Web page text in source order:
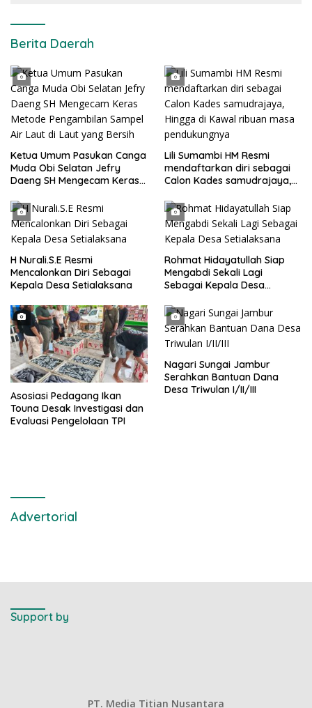
Berita Daerah
Ketua Umum Pasukan Canga
Muda Obi Selatan Jefry
Daeng SH Mengecam Keras
Air Laut di Laut yang Bersih
Lili Sumambi HM Resmi
mendaftarkan diri sebagai
Calon Kades samudrajaya,
pendukungnya
H Nurali.S.E Resmi
Mencalonkan Diri Sebagai
Kepala Desa Setialaksana
Rohmat Hidayatullah Siap
Mengabdi Sekali Lagi
Sebagai Kepala Desa
Asosiasi Pedagang Ikan
Touna Desak Investigasi dan
Evaluasi Pengelolaan TPI
Nagari Sungai Jambur
Serahkan Bantuan Dana
Desa Triwulan I/II/III
Advertorial
Support by
PT. Media Titian Nusantara